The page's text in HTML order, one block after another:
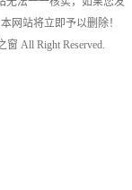
网站将立即予以删除！
窗 All Right Reserved.